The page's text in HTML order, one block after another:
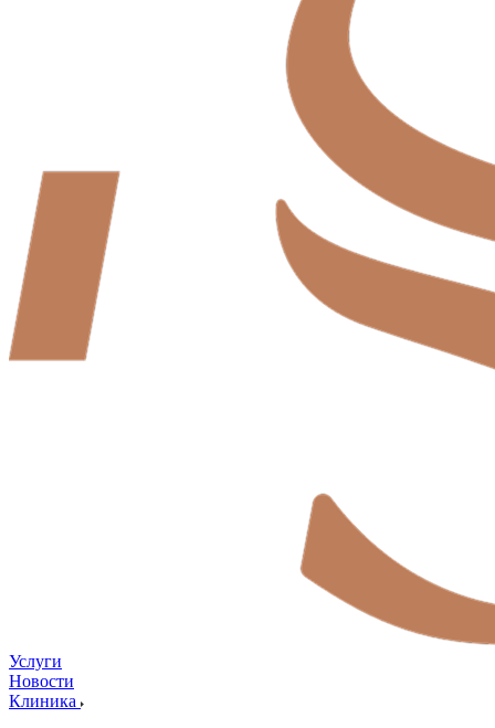
Услуги
Новости
Клиника